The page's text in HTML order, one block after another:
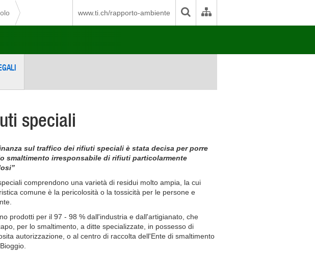
www.ti.ch/rapporto-ambiente
speciali
sul traffico dei rifiuti speciali è stata decisa per porre
smaltimento irresponsabile di rifiuti particolarmente
comprendono una varietà di residui molto ampia, la cui
comune è la pericolosità o la tossicità per le persone e
prodotti per il 97 - 98 % dall'industria e dall'artigianato, che
per lo smaltimento, a ditte specializzate, in possesso di
autorizzazione, o al centro di raccolta dell'Ente di smaltimento